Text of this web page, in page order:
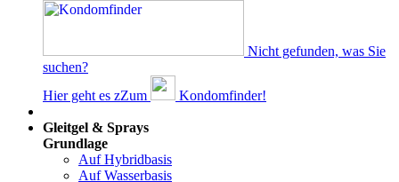
Nicht gefunden, was Sie
suchen?
Hier geht es zZum
Kondomfinder!
Gleitgel & Sprays
Grundlage
Auf Hybridbasis
Auf Wasserbasis